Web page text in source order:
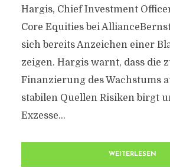
Hargis, Chief Investment
Core Equities bei
sich bereits Anzeichen einer
zeigen. Hargis warnt, dass die
Finanzierung des Wachstums
stabilen Quellen Risiken birgt
Exzesse...
WEITERLESEN